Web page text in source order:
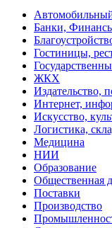
Банки,
Гостиницы,
ЖКХ
Издательство,
Интернет,
Искусство,
Логистика,
Медицина
НИИ
Образование
Общественная
Поставки
Производство